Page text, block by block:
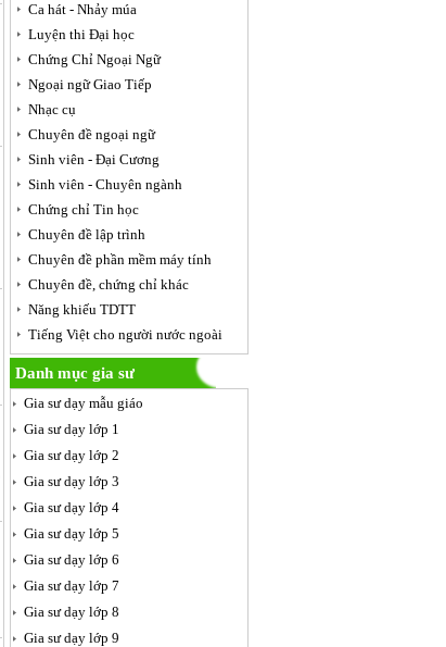
Ca hát - Nhảy múa
Luyện thi Đại học
Chứng Chỉ Ngoại Ngữ
Ngoại ngữ Giao Tiếp
Nhạc cụ
Chuyên đề ngoại ngữ
Sinh viên - Đại Cương
Sinh viên - Chuyên ngành
Chứng chỉ Tin học
Chuyên đề lập trình
Chuyên đề phần mềm máy tính
Chuyên đề, chứng chỉ khác
Năng khiếu TDTT
Tiếng Việt cho người nước ngoài
Danh mục gia sư
Gia sư dạy mẫu giáo
Gia sư dạy lớp 1
Gia sư dạy lớp 2
Gia sư dạy lớp 3
Gia sư dạy lớp 4
Gia sư dạy lớp 5
Gia sư dạy lớp 6
Gia sư dạy lớp 7
Gia sư dạy lớp 8
Gia sư dạy lớp 9